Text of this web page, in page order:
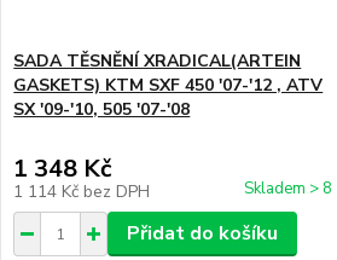
SADA TĚSNĚNÍ XRADICAL(ARTEIN
GASKETS) KTM SXF 450 '07-'12 , ATV
SX '09-'10, 505 '07-'08
1 348 Kč
1 114 Kč bez DPH Skladem > 8
Přidat do košíku